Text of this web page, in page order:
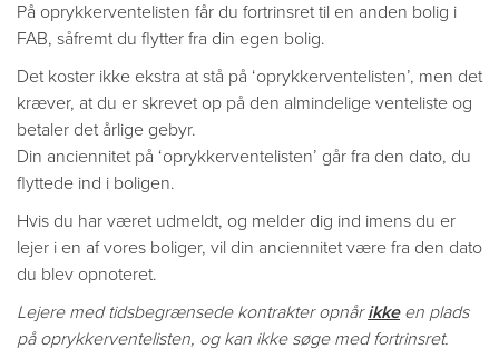
På oprykkerventelisten får du fortrinsret til en anden bolig i
FAB, såfremt du flytter fra din egen bolig.
Det koster ikke ekstra at stå på ‘oprykkerventelisten’, men det
kræver, at du er skrevet op på den almindelige venteliste og
betaler det årlige gebyr.
Din anciennitet på ‘oprykkerventelisten’ går fra den dato, du
flyttede ind i boligen.
Hvis du har været udmeldt, og melder dig ind imens du er
lejer i en af vores boliger, vil din anciennitet være fra den dato
du blev opnoteret.
Lejere med tidsbegrænsede kontrakter opnårikkeen plads
på oprykkerventelisten, og kan ikke søge med fortrinsret.